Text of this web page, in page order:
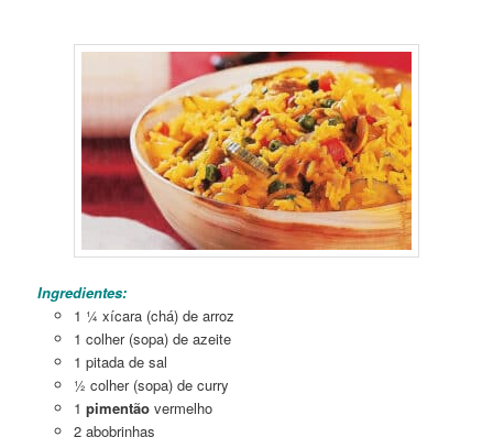
Ingredientes:
1 ¼ xícara (chá) de arroz
1 colher (sopa) de azeite
1 pitada de sal
½ colher (sopa) de curry
1 pimentão vermelho
2 abobrinhas